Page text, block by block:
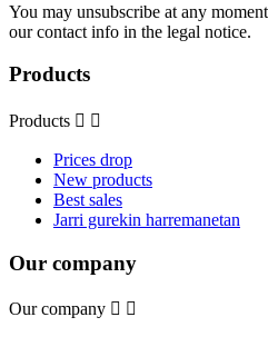
You may unsubscribe at any
our contact info in the legal notice.
Products
Products  
Prices drop
New products
Best sales
Jarri gurekin harremanetan
Our company
Our company  